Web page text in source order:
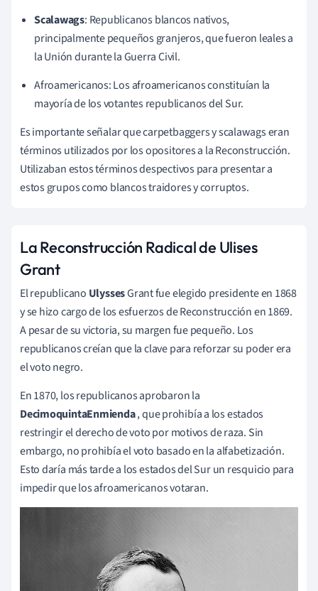
Scalawags: Republicanos blancos nativos,
principalmente pequeños granjeros, que fueron leales a
la Unión durante la Guerra Civil.
Afroamericanos: Los afroamericanos constituían la
mayoría de los votantes republicanos del Sur.
Es importante señalar que carpetbaggers y scalawags eran
términos utilizados por los opositores a la Reconstrucción.
Utilizaban estos términos despectivos para presentar a
estos grupos como blancos traidores y corruptos.
La Reconstrucción Radical de Ulises
Grant
El republicano UlyssesGrant fue elegido presidente en 1868
y se hizo cargo de los esfuerzos de Reconstrucción en 1869.
A pesar de su victoria, su margen fue pequeño. Los
republicanos creían que la clave para reforzar su poder era
el voto negro.
En 1870, los republicanos aprobaron la
DecimoquintaEnmienda, que prohibía a los estados
restringir el derecho de voto por motivos de raza. Sin
embargo, no prohibía el voto basado en la alfabetización.
Esto daría más tarde a los estados del Sur un resquicio para
impedir que los afroamericanos votaran.